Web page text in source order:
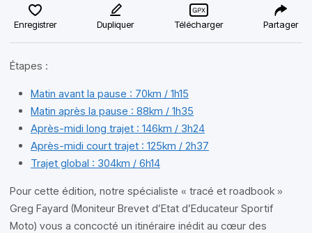
Enregistrer Dupliquer Télécharger Partager
Étapes :
Matin avant la pause : 70km / 1h15
Matin après la pause : 88km / 1h35
Après-midi long trajet : 146km / 3h24
Après-midi court trajet : 125km / 2h37
Trajet global : 304km / 6h14
Pour cette édition, notre spécialiste « tracé et roadbook »
Greg Fayard (Moniteur Brevet d’Etat d’Educateur Sportif
Moto) vous a concocté un itinéraire inédit au cœur des